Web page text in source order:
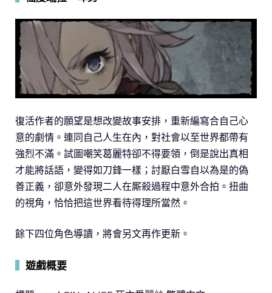
復活作者的願望是想改變故事安排，重新編寫合自己心
意的劇情。連同自己人生在內，對社會以至世界都帶有
強烈不滿。試圖嘲笑葛麗特卻不得要領，倒是說出真相
才能將話語，變得如刀鋒一樣；討厭白雪自以為是的偽
善正義，卻意外發現二人在厮殺過程中意外合拍。扭曲
的視角，恰恰把這世界看待得理所當然。
餘下四位角色導讀，將會另文再作更新。
遊戲概要